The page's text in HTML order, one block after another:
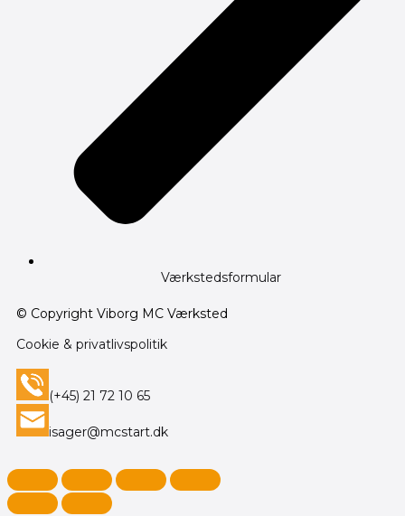
Værkstedsformular
© Copyright Viborg MC Værksted
Cookie & privatlivspolitik
(+45) 21 72 10 65
isager@mcstart.dk